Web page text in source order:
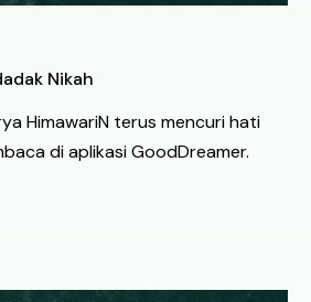
Nikah
HimawariN terus mencuri hati
di aplikasi GoodDreamer.